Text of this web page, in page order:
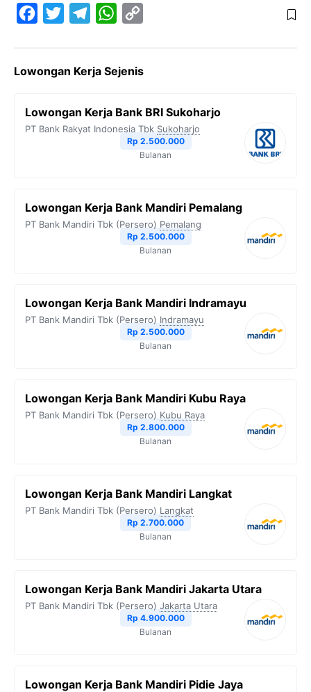
e
o
t
e
e
r
W
t
A
y
n
k
Lowongan Kerja Sejenis
Lowongan Kerja Bank BRI Sukoharjo
PT Bank Rakyat Indonesia Tbk Sukoharjo
Rp 2.500.000
Bulanan
Lowongan Kerja Bank Mandiri Pemalang
PT Bank Mandiri Tbk (Persero) Pemalang
Rp 2.500.000
Bulanan
Lowongan Kerja Bank Mandiri Indramayu
PT Bank Mandiri Tbk (Persero) Indramayu
Rp 2.500.000
Bulanan
Lowongan Kerja Bank Mandiri Kubu Raya
PT Bank Mandiri Tbk (Persero) Kubu Raya
Rp 2.800.000
Bulanan
Lowongan Kerja Bank Mandiri Langkat
PT Bank Mandiri Tbk (Persero) Langkat
Rp 2.700.000
Bulanan
Lowongan Kerja Bank Mandiri Jakarta Utara
PT Bank Mandiri Tbk (Persero) Jakarta Utara
Rp 4.900.000
Bulanan
Lowongan Kerja Bank Mandiri Pidie Jaya